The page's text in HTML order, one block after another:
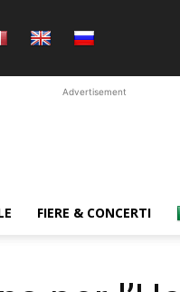
Advertisement
FIERE & CONCERTI